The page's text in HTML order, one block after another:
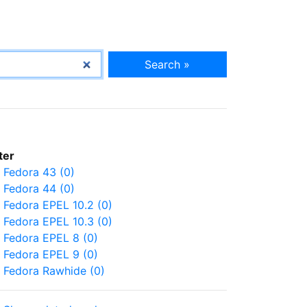
Search »
Fedora 43 (0)
Fedora 44 (0)
Fedora EPEL 10.2 (0)
Fedora EPEL 10.3 (0)
Fedora EPEL 8 (0)
Fedora EPEL 9 (0)
Fedora Rawhide (0)